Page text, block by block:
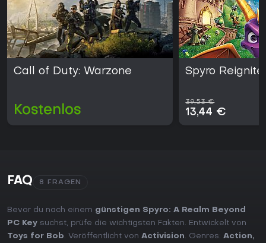
Call of Duty: Warzone
Kostenlos
Spyro
39,53 €
13,44 €
FAQ 8 FRAGEN
Bevor du nach einem günstigen Spyro: A Realm Beyond
PC Key suchst, prüfe die wichtigsten Fakten. Entwickelt von
Toys for Bob. Veröffentlicht von Activision. Genres: Action,